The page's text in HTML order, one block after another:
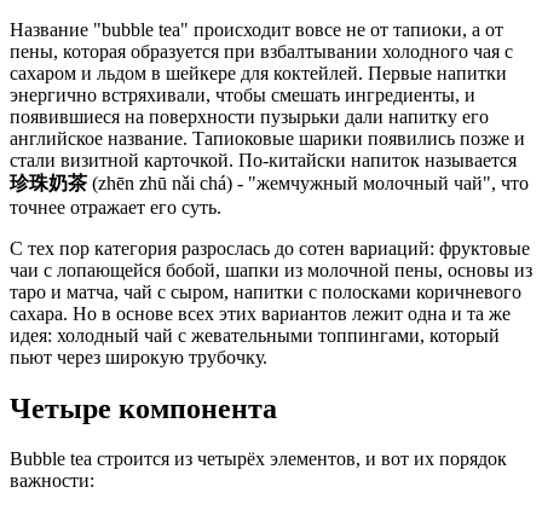
Название "bubble tea" происходит вовсе не от тапиоки, а от
пены, которая образуется при взбалтывании холодного чая с
сахаром и льдом в шейкере для коктейлей. Первые напитки
энергично встряхивали, чтобы смешать ингредиенты, и
появившиеся на поверхности пузырьки дали напитку его
английское название. Тапиоковые шарики появились позже и
стали визитной карточкой. По-китайски напиток называется
珍珠奶茶 (zhēn zhū nǎi chá) - "жемчужный молочный чай", что
точнее отражает его суть.
С тех пор категория разрослась до сотен вариаций: фруктовые
чаи с лопающейся бобой, шапки из молочной пены, основы из
таро и матча, чай с сыром, напитки с полосками коричневого
сахара. Но в основе всех этих вариантов лежит одна и та же
идея: холодный чай с жевательными топпингами, который
пьют через широкую трубочку.
Четыре компонента
Bubble tea строится из четырёх элементов, и вот их порядок
важности: